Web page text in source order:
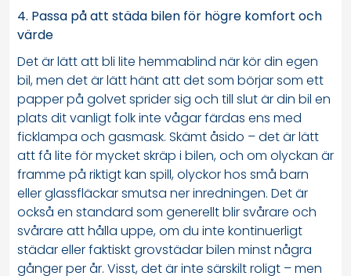
4. Passa på att städa bilen för högre komfort och
värde
Det är lätt att bli lite hemmablind när kör din egen
bil, men det är lätt hänt att det som börjar som ett
papper på golvet sprider sig och till slut är din bil en
plats dit vanligt folk inte vågar färdas ens med
ficklampa och gasmask. Skämt åsido – det är lätt
att få lite för mycket skräp i bilen, och om olyckan är
framme på riktigt kan spill, olyckor hos små barn
eller glassfläckar smutsa ner inredningen. Det är
också en standard som generellt blir svårare och
svårare att hålla uppe, om du inte kontinuerligt
städar eller faktiskt grovstädar bilen minst några
gånger per år. Visst, det är inte särskilt roligt – men